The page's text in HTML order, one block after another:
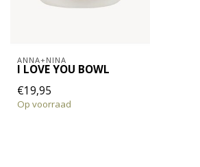
ANNA+NINA
I LOVE YOU BOWL
€19,95
Op voorraad